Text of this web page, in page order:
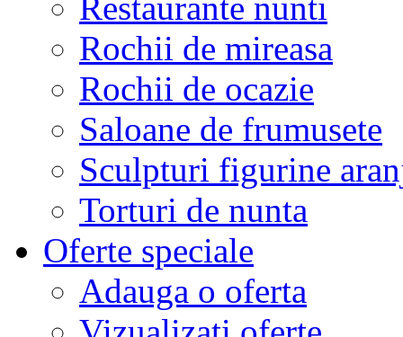
Rochii de mireasa
Rochii de ocazie
Saloane de frumusete
Sculpturi figurine
Torturi de nunta
Oferte speciale
Adauga o oferta